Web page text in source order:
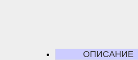
ОПИСАНИЕ